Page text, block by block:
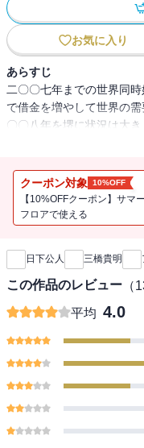
お気に入り
あらすじ
二〇〇七年までの世界同
で借金を増やして世界の
〇〇八年を堺に状況は大
単にいえば二極化が広が
るのは、公的資金注入の
はいくらでもあるだろう
規模でお金を出して、公
うするのかといえば、い
カが回復するだろうと思
わかりやすい例を引けば
それを全部使ったら、そ
なる。ところが、百万円
誰の所得にもならない。
うのが、いまの日本の現
もう一つは、デフレが続
げが今後下がっていくと
く。だから、デフレの克
クーポン対象 10%OFF
【10%OFFクーポン】サマ
フロアで使える
新刊通知
日下公人 三橋貴明
この作品のレビュー （
平均 4.0